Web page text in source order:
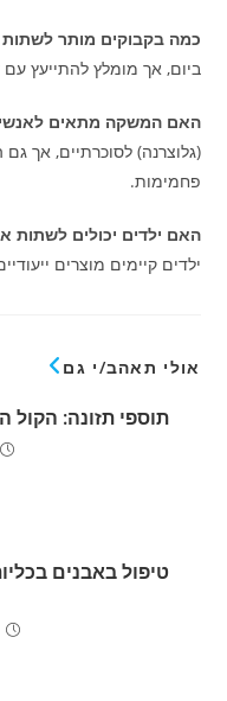
כמה בקבוקים מותר לשתות
ביום, אך מומלץ להתייעץ
האם המשקה מתאים
(גלוצרנה) לסוכרתיים, אך גם
פחמימות.
האם ילדים יכולים
ילדים קיימים מוצרים
אולי תאהב/י גם
תוספי תזונה: הקול
טיפול באבנים